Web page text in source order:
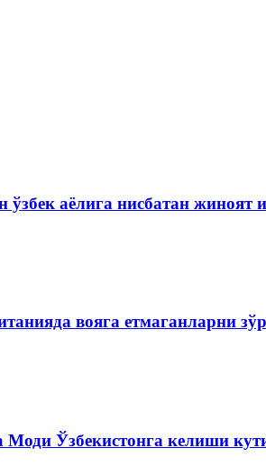
ўзбек аёлига нисбатан
вояга етмаганларни
Ўзбекистонга келиши